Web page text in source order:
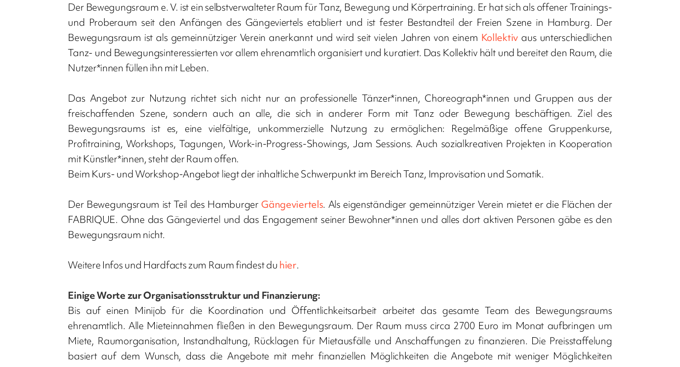
Der Bewegungsraum e. V. ist ein selbstverwalteter Raum für Tanz, Bewegung und Körpertraining. Er hat sich als offener Trainings-
und Proberaum seit den Anfängen des Gängeviertels etabliert und ist fester Bestandteil der Freien Szene in Hamburg. Der
Bewegungsraum ist als gemeinnütziger Verein anerkannt und wird seit vielen Jahren von einem Kollektivaus unterschiedlichen
Tanz- und Bewegungsinteressierten vor allem ehrenamtlich organisiert und kuratiert. Das Kollektiv hält und bereitet den Raum, die
Nutzer*innen füllen ihn mit Leben.
Das Angebot zur Nutzung richtet sich nicht nur an professionelle Tänzer*innen, Choreograph*innen und Gruppen aus der
freischaffenden Szene, sondern auch an alle, die sich in anderer Form mit Tanz oder Bewegung beschäftigen. Ziel des
Bewegungsraums ist es, eine vielfältige, unkommerzielle Nutzung zu ermöglichen: Regelmäßige offene Gruppenkurse,
Profitraining, Workshops, Tagungen, Work-in-Progress-Showings, Jam Sessions. Auch sozialkreativen Projekten in Kooperation
mit Künstler*innen, steht der Raum offen.
Beim Kurs- und Workshop-Angebot liegt der inhaltliche Schwerpunkt im Bereich Tanz, Improvisation und Somatik.
Der Bewegungsraum ist Teil des Hamburger Gängeviertels. Als eigenständiger gemeinnütziger Verein mietet er die Flächen der
FABRIQUE. Ohne das Gängeviertel und das Engagement seiner Bewohner*innen und alles dort aktiven Personen gäbe es den
Bewegungsraum nicht.
Weitere Infos und Hardfacts zum Raum findest duhier.
Einige Worte zur Organisationsstruktur und Finanzierung:
Bis auf einen Minijob für die Koordination und Öffentlichkeitsarbeit arbeitet das gesamte Team des Bewegungsraums
ehrenamtlich. Alle Mieteinnahmen fließen in den Bewegungsraum. Der Raum muss circa 2700 Euro im Monat aufbringen um
Miete, Raumorganisation, Instandhaltung, Rücklagen für Mietausfälle und Anschaffungen zu finanzieren. Die Preisstaffelung
basiert auf dem Wunsch, dass die Angebote mit mehr finanziellen Möglichkeiten die Angebote mit weniger Möglichkeiten